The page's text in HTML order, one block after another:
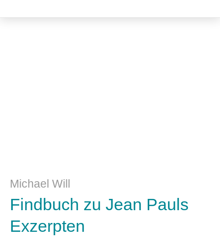
Michael Will
Findbuch zu Jean Pauls
Exzerpten